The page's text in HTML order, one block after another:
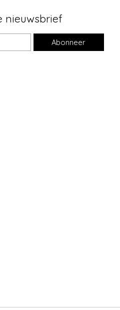
nieuwsbrief
Abonneer